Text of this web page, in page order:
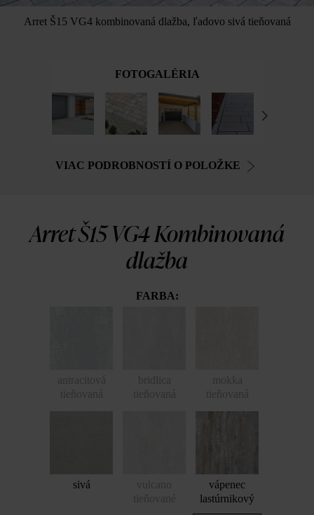
Arret Š15 VG4 kombinovaná dlažba, ľadovo sivá tieňovaná
FOTOGALÉRIA
VIAC PODROBNOSTÍ O POLOŽKE
Arret Š15 VG4 Kombinovaná
dlažba
FARBA:
sivá
vápenec
lastúrnikový